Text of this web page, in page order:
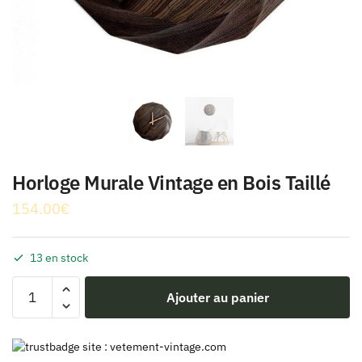
Horloge Murale Vintage en Bois Taillé
154.00€
13 en stock
Horloge
Murale
Ajouter au panier